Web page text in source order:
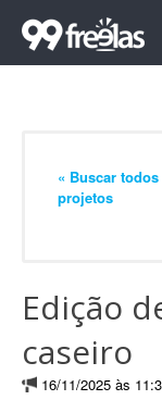
« Buscar
projetos
Edição
caseiro
16/11/2025 às